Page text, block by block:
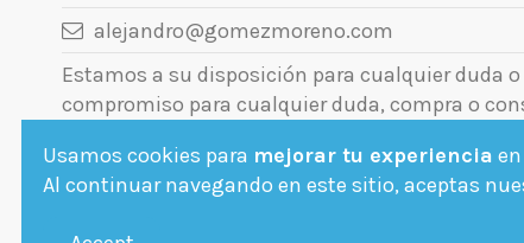
alejandro@gomezmoreno.com
Estamos a su disposición para cualquier duda
compromiso para cualquier duda, compra o
Usamos cookies para mejorar tu experiencia
Al continuar navegando en este sitio, aceptas